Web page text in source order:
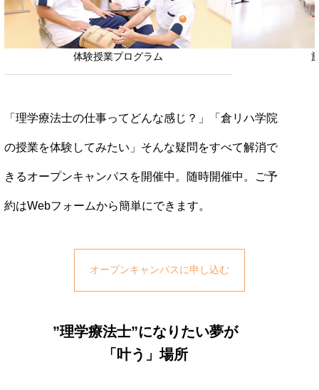
体験授業プログラム
「理学療法士の仕事ってどんな感じ？」「倉リハ学院
の授業を体験してみたい」そんな疑問をすべて解消で
きるオープンキャンパスを開催中。随時開催中。ご予
約はWebフォームから簡単にできます。
オープンキャンパスに申し込む
”理学療法士”になりたい夢が
「叶う」場所